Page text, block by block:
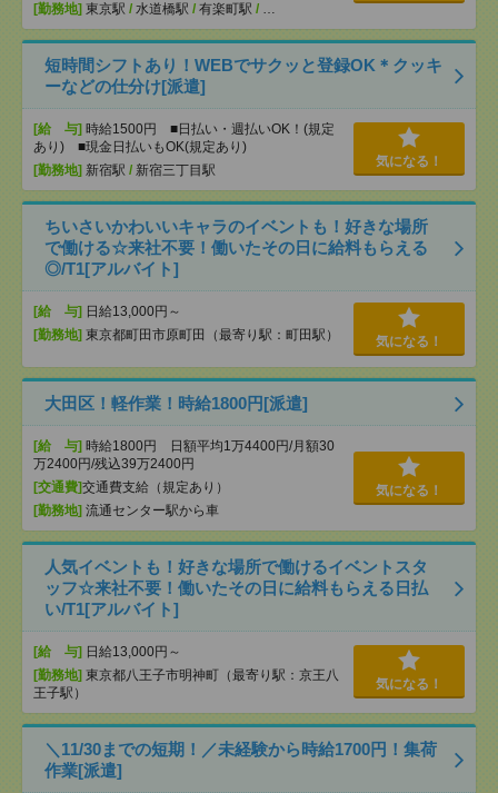
[勤務地] 東京駅 / 水道橋駅 / 有楽町駅 / …
短時間シフトあり！WEBでサクッと登録OK＊クッキ
ーなどの仕分け[派遣]
[給 与] 時給1500円 ■日払い・週払いOK！(規定
あり) ■現金日払いもOK(規定あり)
[勤務地] 新宿駅 / 新宿三丁目駅
気になる！
ちいさいかわいいキャラのイベントも！好きな場所
で働ける☆来社不要！働いたその日に給料もらえる
◎/T1[アルバイト]
[給 与] 日給13,000円～
[勤務地] 東京都町田市原町田（最寄り駅：町田駅） 気になる！
大田区！軽作業！時給1800円[派遣]
[給 与] 時給1800円 日額平均1万4400円/月額30
万2400円/残込39万2400円
[交通費]交通費支給（規定あり）
[勤務地] 流通センター駅から車
気になる！
人気イベントも！好きな場所で働けるイベントスタ
ッフ☆来社不要！働いたその日に給料もらえる日払
い/T1[アルバイト]
[給 与] 日給13,000円～
[勤務地] 東京都八王子市明神町（最寄り駅：京王八
王子駅）
気になる！
＼11/30までの短期！／未経験から時給1700円！集荷
作業[派遣]